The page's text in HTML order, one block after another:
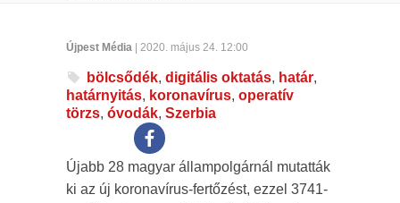
Újpest Média | 2020. május 24. 12:00
bölcsődék, digitális oktatás, határ,
határnyitás, koronavírus, operatív
törzs, óvodák, Szerbia
Újabb 28 magyar állampolgárnál mutatták
ki az új koronavírus-fertőzést, ezzel 3741-